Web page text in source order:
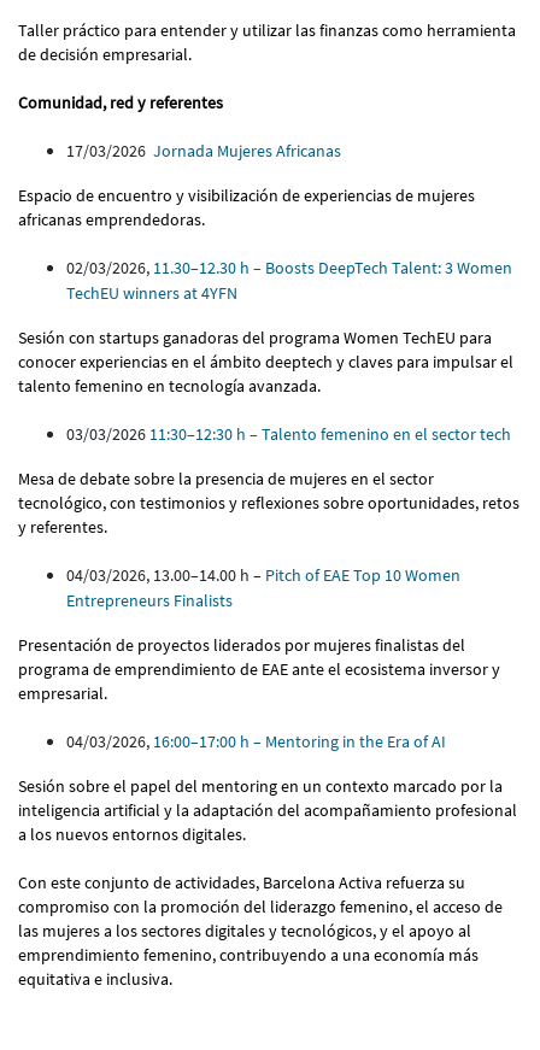
Taller práctico para entender y utilizar las finanzas como herramienta
de decisión empresarial.
Comunidad, red y referentes
17/03/2026 Jornada Mujeres Africanas
Espacio de encuentro y visibilización de experiencias de mujeres
africanas emprendedoras.
02/03/2026, 11.30–12.30 h – Boosts DeepTech Talent: 3 Women
TechEU winners at 4YFN
Sesión con startups ganadoras del programa Women TechEU para
conocer experiencias en el ámbito deeptech y claves para impulsar el
talento femenino en tecnología avanzada.
03/03/2026 11:30–12:30 h – Talento femenino en el sector tech
Mesa de debate sobre la presencia de mujeres en el sector
tecnológico, con testimonios y reflexiones sobre oportunidades, retos
y referentes.
04/03/2026, 13.00–14.00 h – Pitch of EAE Top 10 Women
Entrepreneurs Finalists
Presentación de proyectos liderados por mujeres finalistas del
programa de emprendimiento de EAE ante el ecosistema inversor y
empresarial.
04/03/2026, 16:00–17:00 h – Mentoring in the Era of AI
Sesión sobre el papel del mentoring en un contexto marcado por la
inteligencia artificial y la adaptación del acompañamiento profesional
a los nuevos entornos digitales.
Con este conjunto de actividades, Barcelona Activa refuerza su
compromiso con la promoción del liderazgo femenino, el acceso de
las mujeres a los sectores digitales y tecnológicos, y el apoyo al
emprendimiento femenino, contribuyendo a una economía más
equitativa e inclusiva.